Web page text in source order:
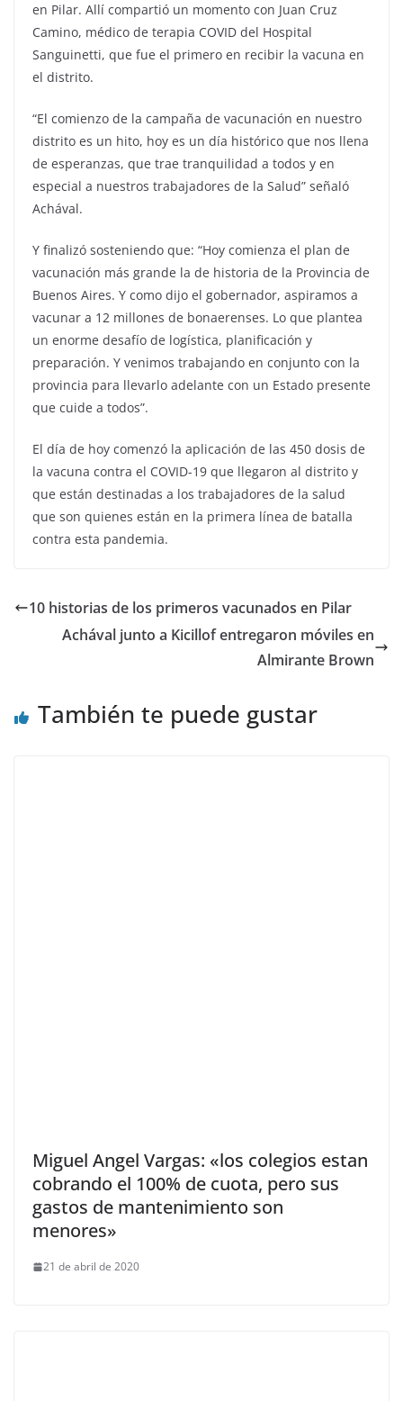
en Pilar. Allí compartió un momento con Juan Cruz
Camino, médico de terapia COVID del Hospital
Sanguinetti, que fue el primero en recibir la vacuna en
el distrito.
“El comienzo de la campaña de vacunación en nuestro
distrito es un hito, hoy es un día histórico que nos llena
de esperanzas, que trae tranquilidad a todos y en
especial a nuestros trabajadores de la Salud” señaló
Achával.
Y finalizó sosteniendo que: “Hoy comienza el plan de
vacunación más grande la de historia de la Provincia de
Buenos Aires. Y como dijo el gobernador, aspiramos a
vacunar a 12 millones de bonaerenses. Lo que plantea
un enorme desafío de logística, planificación y
preparación. Y venimos trabajando en conjunto con la
provincia para llevarlo adelante con un Estado presente
que cuide a todos”.
El día de hoy comenzó la aplicación de las 450 dosis de
la vacuna contra el COVID-19 que llegaron al distrito y
que están destinadas a los trabajadores de la salud
que son quienes están en la primera línea de batalla
contra esta pandemia.
10 historias de los primeros vacunados en Pilar
Achával junto a Kicillof entregaron móviles en
Almirante Brown
También te puede gustar
Miguel Angel Vargas: «los colegios estan
cobrando el 100% de cuota, pero sus
gastos de mantenimiento son
menores»
21 de abril de 2020